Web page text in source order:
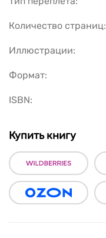
Количество страниц:
Иллюстрации:
Формат:
ISBN:
Купить книгу